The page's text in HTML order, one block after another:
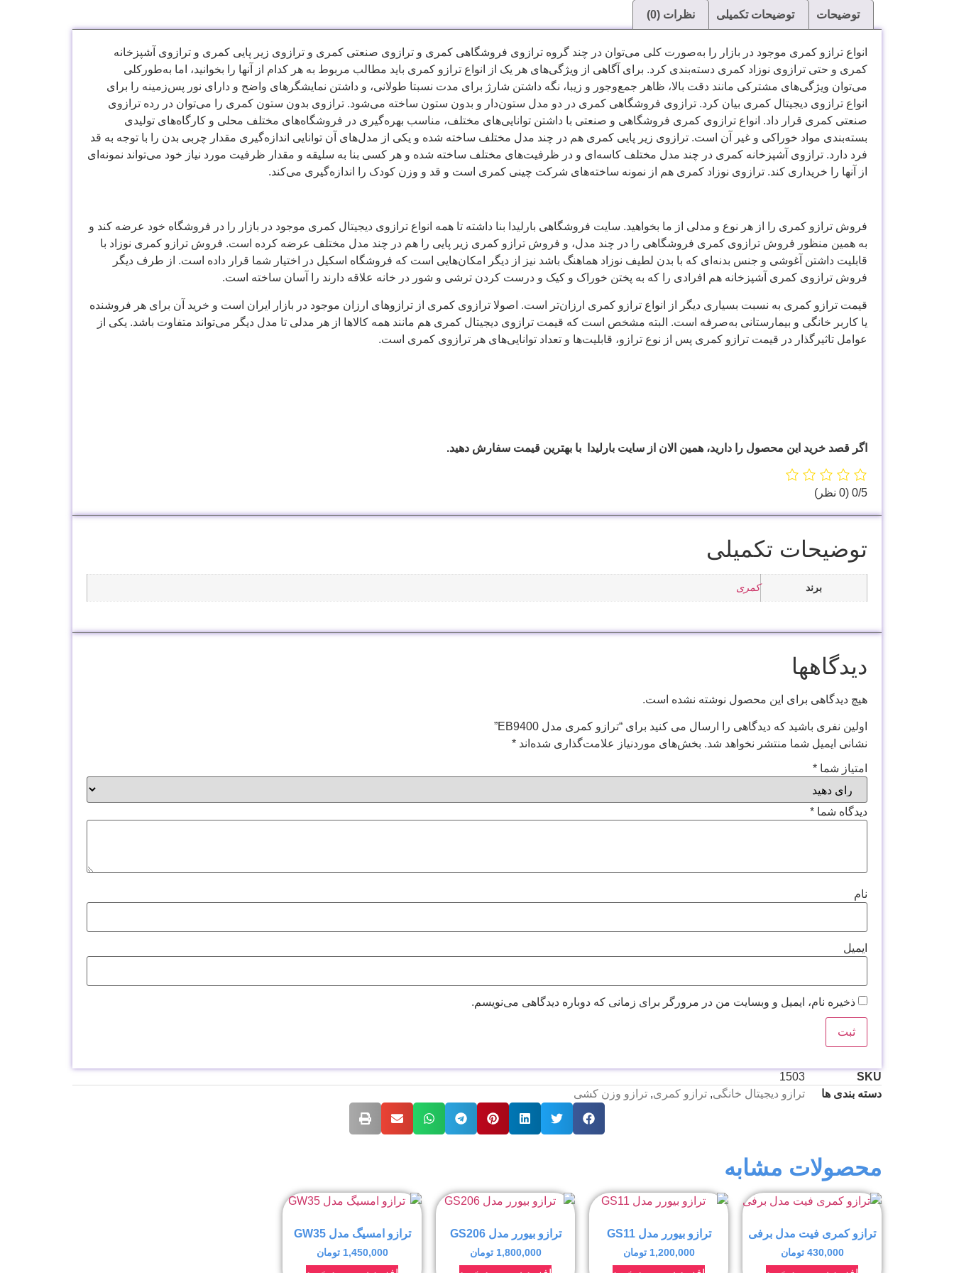
توضیحات توضیحات تکمیلی نظرات (0)
انواع ترازو کمری موجود در بازار را به‌صورت‌ کلی می‌توان در چند گروه ترازوی فروشگاهی کمری و ترازوی صنعتی کمری و ترازوی زیر پایی کمری و ترازوی آشپزخانه
کمری و حتی ترازوی نوزاد کمری دسته‌بندی کرد. برای آگاهی از ویژگی‌های هر یک از انواع ترازو کمری باید مطالب مربوط به هر کدام از آنها را بخوانید، اما به‌طور‌کلی
می‌توان ویژگی‌های مشترکی مانند دقت بالا، ظاهر جمع‌وجور و زیبا، نگه داشتن شارژ برای مدت نسبتا طولانی، و داشتن نمایشگرهای واضح و دارای نور پس‌زمینه را برای
انواع ترازوی دیجیتال کمری بیان کرد. ترازوی فروشگاهی کمری در دو مدل ستون‌دار و بدون ستون ساخته می‌شود. ترازوی بدون ستون کمری را می‌توان در رده ترازوی
صنعتی کمری قرار داد. انواع ترازوی کمری فروشگاهی و صنعتی با داشتن توانایی‌های مختلف، مناسب بهره‌گیری در فروشگاه‌های مختلف محلی و کارگاه‌های تولیدی
بسته‌بندی مواد خوراکی و غیر آن است. ترازوی زیر پایی کمری هم در چند مدل مختلف ساخته شده و یکی از مدل‌های آن توانایی اندازه‌گیری مقدار چربی بدن را با توجه به قد
فرد دارد. ترازوی آشپزخانه کمری در چند مدل مختلف کاسه‌ای و در ظرفیت‌های مختلف ساخته شده و هر کسی بنا به سلیقه و مقدار ظرفیت مورد نیاز خود می‌تواند نمونه‌ای
از آنها را خریداری کند. ترازوی نوزاد کمری هم از نمونه ساخته‌های شرکت چینی کمری است و قد و وزن کودک را اندازه‌گیری می‌کند.
فروش ترازو کمری را از هر نوع و مدلی از ما بخواهید. سایت فروشگاهی بارلیدا بنا داشته تا همه انواع ترازوی دیجیتال کمری موجود در بازار را در فروشگاه خود عرضه کند و
به همین منظور فروش ترازوی کمری فروشگاهی را در چند مدل، و فروش ترازو کمری زیر پایی را هم در چند مدل مختلف عرضه کرده است. فروش ترازو کمری نوزاد با
قابلیت داشتن آغوشی و جنس بدنه‌ای که با بدن لطیف نوزاد هماهنگ باشد نیز از دیگر امکان‌هایی است که فروشگاه اسکیل در اختیار شما قرار داده است. از طرف دیگر
فروش ترازوی کمری آشپزخانه هم افرادی را که به پختن خوراک و کیک و درست کردن ترشی و شور در خانه علاقه دارند را آسان ساخته است.
قیمت ترازو کمری به نسبت بسیاری دیگر از انواع ترازو کمری ارزان‌تر است. اصولا ترازوی کمری از ترازوهای ارزان موجود در بازار ایران است و خرید آن برای هر فروشنده
یا کاربر خانگی و بیمارستانی به‌صرفه است. البته مشخص است که قیمت ترازوی دیجیتال کمری هم مانند همه کالاها از هر مدلی تا مدل دیگر می‌تواند متفاوت باشد. یکی از
عوامل تاثیرگذار در قیمت ترازو کمری پس از نوع ترازو، قابلیت‌ها و تعداد توانایی‌های هر ترازوی کمری است.
اگر قصد خرید این محصول را دارید، همین الان از سایت بارلیدا با بهترین قیمت سفارش دهید.
‫0/5 ‫(0 نظر)
توضیحات تکمیلی
برند کمری
دیدگاهها
هیچ دیدگاهی برای این محصول نوشته نشده است.
اولین نفری باشید که دیدگاهی را ارسال می کنید برای “ترازو کمری مدل EB9400”
نشانی ایمیل شما منتشر نخواهد شد. بخش‌های موردنیاز علامت‌گذاری شده‌اند *
امتیاز شما *
دیدگاه شما *
نام
ایمیل
ذخیره نام، ایمیل و وبسایت من در مرورگر برای زمانی که دوباره دیدگاهی می‌نویسم.
SKU
1503
دسته بندی ها
ترازو دیجیتال خانگی, ترازو کمری, ترازو وزن کشی
محصولات مشابه
ترازو کمری فیت مدل برفی
430,000 تومان
ترازو بیورر مدل GS11
1,200,000 تومان
ترازو بیورر مدل GS206
1,800,000 تومان
ترازو امسیگ مدل GW35
1,450,000 تومان